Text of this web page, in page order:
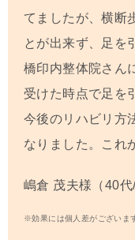
てましたが、横断
とが出来ず、足を
橋印内整体院さん
受けた時点で足を
今後のリハビリ方
なりました。これ
嶋倉 茂夫様（40代
※効果には個人差がございま